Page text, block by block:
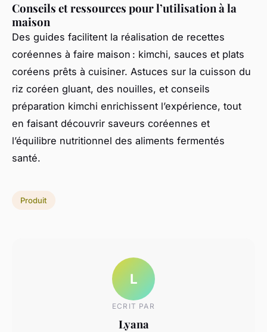
Conseils et ressources pour l’utilisation à la
maison
Des guides facilitent la réalisation de recettes
coréennes à faire maison : kimchi, sauces et plats
coréens prêts à cuisiner. Astuces sur la cuisson du
riz coréen gluant, des nouilles, et conseils
préparation kimchi enrichissent l’expérience, tout
en faisant découvrir saveurs coréennes et
l’équilibre nutritionnel des aliments fermentés
santé.
Produit
L
ECRIT PAR
Lyana